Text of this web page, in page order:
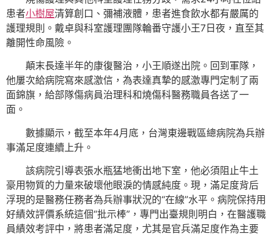
患者小樹屋清算創口、彌補液體，患者進食飲水都有嚴厲的
護理規則。戴卓與科室護理團隊輪番守護小王7日夜，直至其
離開性命風險。
顛末長達半年的康復醫治，小王順遂出院。回到軍隊，
他屢次給病院寫來感激信，為表達真摯的感激專門定制了兩
面錦旗，給部隊傷病員治理科和燒傷科醫務職員各送了一
面。
數據顯示，截至本年4月底，台灣東邊戰區總病院為兵辦
事滿足度連續上升。
該病院引導表張水瓶猛地衝出地下室，他必須阻止牛土
豪用物質的力量來破壞他眼淚的情感純度。現，滿足度背后
浮現的是醫務任務者為兵辦事狀況的“在線”水平。病院保持用
好績效評價系統這個“批示棒”，專門出臺規則明白，在醫護職
員績效考評中，將患者滿足度，尤其是官兵滿足度作為主要